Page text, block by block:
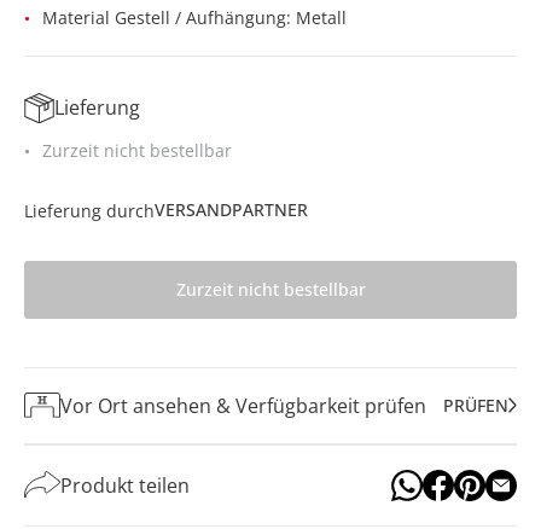
Material Gestell / Aufhängung: Metall
Lieferung
Zurzeit nicht bestellbar
Lieferung durchVERSANDPARTNER
Zurzeit nicht bestellbar
Vor Ort ansehen & Verfügbarkeit prüfen PRÜFEN
Produkt teilen